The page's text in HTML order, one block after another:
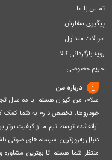
تماس با ما
پیگیری سفارش
سوالات متداول
رویه بازگردانی کالا
حریم خصوصی
درباره من
سلام، من کیوان هستم. با ده
خودروها، تخصص دارم به شما کمک
ارائه‌شده توسط تیم مااز کیفیت برتر
دنبال به‌روزترین سیستم‌های صوتی
منتظر شما هستم تا بهترین مشاوره